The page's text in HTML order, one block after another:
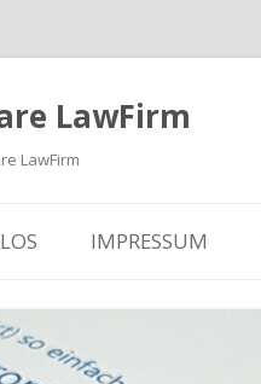
LawFirm
LawFirm
IMPRESSUM